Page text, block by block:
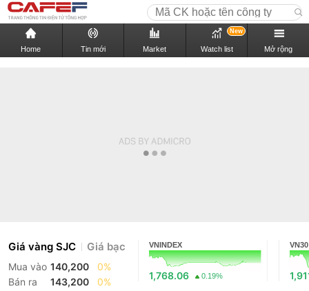
Home Tin mới Market Watch list
New
Mở rộng
Giá vàng SJC Giá bạc
Mua vào 140,200
0%
Bán ra
143,200 0%
VNINDEX
1,768.06 0.19%
VN30